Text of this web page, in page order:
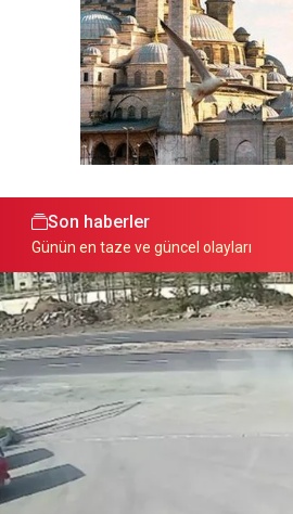
Son haberler
Günün en taze ve güncel olayları